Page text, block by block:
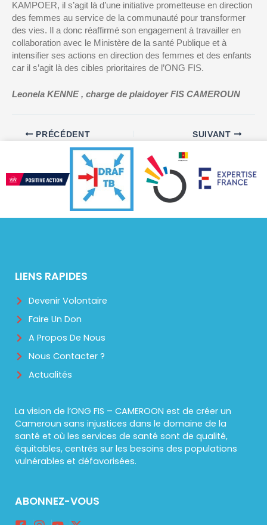
KAMPOER, i l s’agit là d’une initiative prometteuse en direction
des femmes au service de la communauté pour transformer
des vies. Il a donc réaffirmé son engagement à travailler en
collaboration avec le Ministère de la santé Publique et à
intensifier ses actions en direction des femmes et des enfants
car il s’agit là des cibles prioritaires de l’ONG FIS.
Leonela KENNE , charge de plaidoyer FIS CAMEROUN
PRÉCÉDENT SUIVANT
LIENS RAPIDES
Devenir Volontaire
Faire Un Don
A Propos De Nous
Nous Contacter ?
Actualités
La vision de l’ONG FIS – CAMEROON est de créer un
Cameroun sans injustices dans le domaine de la
santé et où les services de santé sont de qualité,
équitables, centrés sur les besoins des populations
vulnérables et défavorisées.
ABONNEZ-VOUS